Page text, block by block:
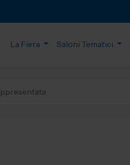
La Fiera Saloni Tematici